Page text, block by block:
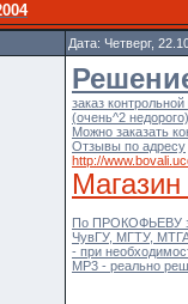
Дата: Четверг,
заказ
(очень^2 недорого)
Можно заказать
Отзывы по адресу
http://
По ПРОКОФЬЕВУ
ЧувГУ, МГТУ, МТГА
- при
МР3 - реально